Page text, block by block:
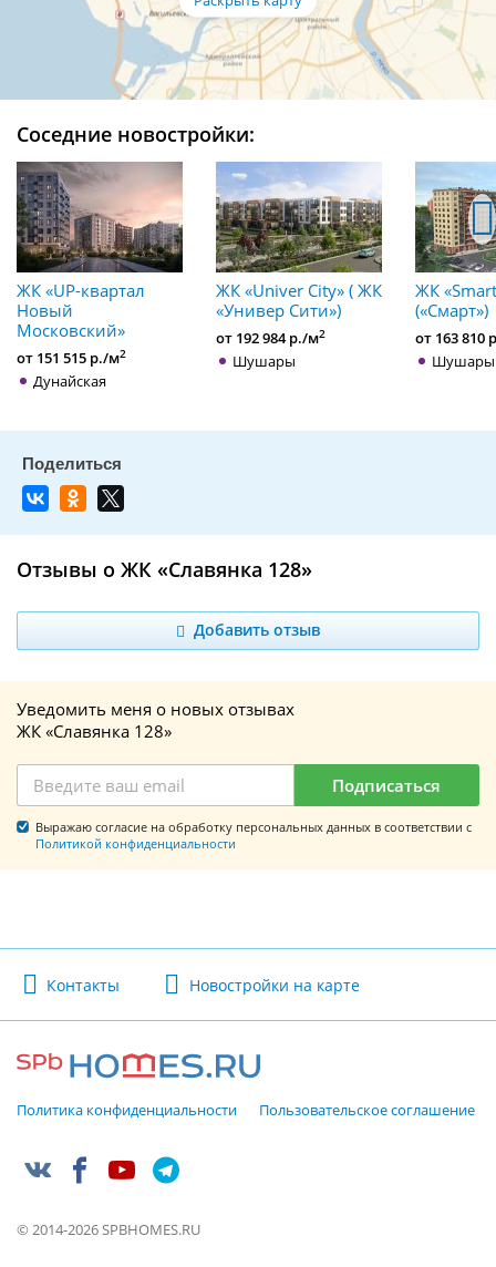
Соседние новостройки:
ЖК «UP-квартал
Новый
Московский»
от 151 515 р./м2
Дунайская
ЖК «Univer City» ( ЖК
«Универ Сити»)
от 192 984 р./м2
Шушары
ЖК
(«Смарт»)
от 163 810
Шушары
Отзывы о ЖК «Славянка 128»
Добавить отзыв
Уведомить меня о новых отзывах
ЖК «Славянка 128»
Подписаться
Выражаю согласие на обработку персональных данных в соответствии с
Политикой конфиденциальности
Контакты Новостройки на карте
Политика конфиденциальности Пользовательское соглашение
© 2014-2026 SPBHOMES.RU